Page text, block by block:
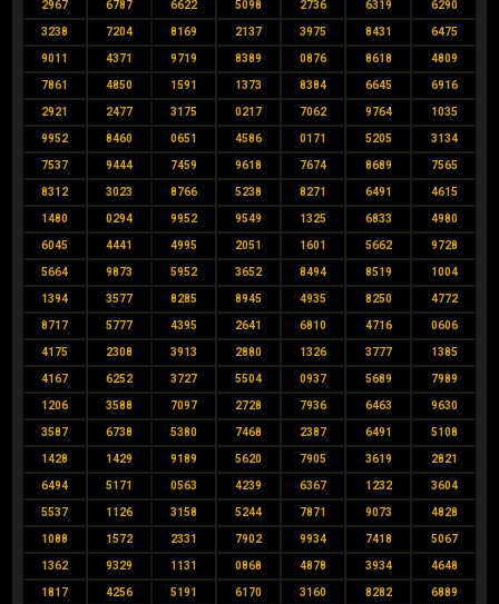
2967 6787 6622 5098 2736 6319 6290
3238 7204 8169 2137 3975 8431 6475
9011 4371 9719 8389 0876 8618 4809
7861 4850 1591 1373 8384 6645 6916
2921 2477 3175 0217 7062 9764 1035
9952 8460 0651 4586 0171 5205 3134
7537 9444 7459 9618 7674 8689 7565
8312 3023 8766 5238 8271 6491 4615
1480 0294 9952 9549 1325 6833 4980
6045 4441 4995 2051 1601 5662 9728
5664 9873 5952 3652 8494 8519 1004
1394 3577 8285 8945 4935 8250 4772
8717 5777 4395 2641 6810 4716 0606
4175 2308 3913 2880 1326 3777 1385
4167 6252 3727 5504 0937 5689 7989
1206 3588 7097 2728 7936 6463 9630
3587 6738 5380 7468 2387 6491 5108
1428 1429 9189 5620 7905 3619 2821
6494 5171 0563 4239 6367 1232 3604
5537 1126 3158 5244 7871 9073 4828
1088 1572 2331 7902 9934 7418 5067
1362 9329 1131 0868 4878 3934 4648
1817 4256 5191 6170 3160 8282 6889